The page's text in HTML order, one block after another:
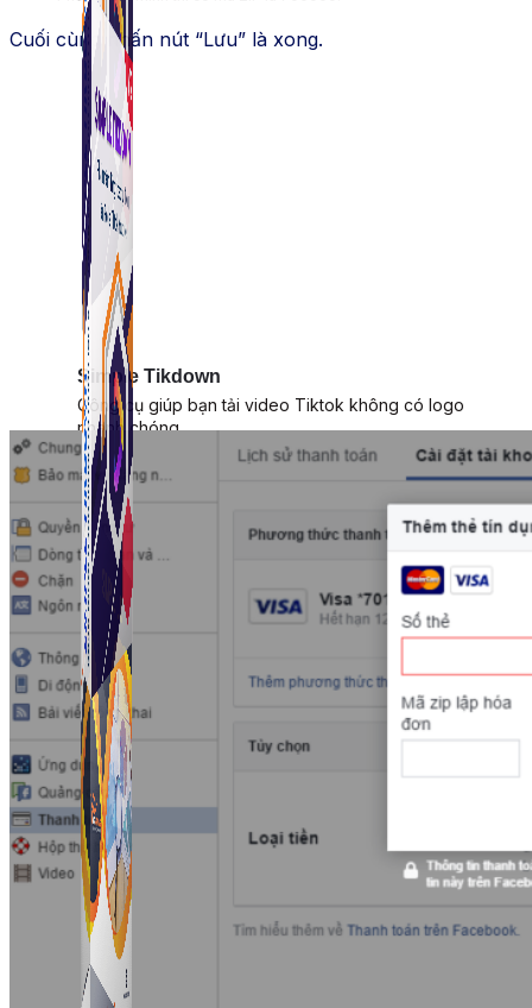
Simple Tikdown
Công cụ giúp bạn tải video Tiktok không có logo
nhanh chóng.
Simple Tikdown
Công cụ giúp bạn tải video Tiktok không có logo
nhanh chóng.
Cuối cùng nhấn nút “Lưu” là xong.